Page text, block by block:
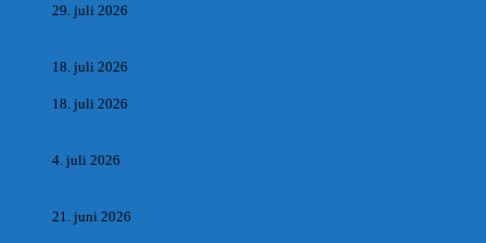
29. juli 2026
18. juli 2026
18. juli 2026
4. juli 2026
21. juni 2026